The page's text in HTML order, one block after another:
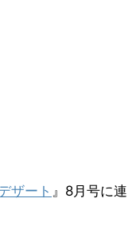
ザート 』8月号に連